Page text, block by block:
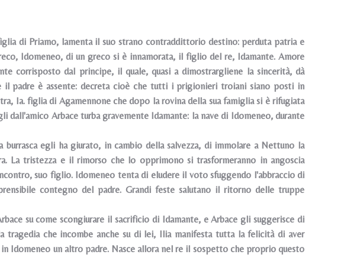
di Priamo, lamenta il suo strano contraddittorio destino: perduta patria e
Idomeneo, di un greco si è innamorata, il figlio del re, Idamante. Amore
corrisposto dal principe, il quale, quasi a dimostrargliene la sincerità, dà
il padre è assente: decreta cioè che tutti i prigionieri troiani siano posti in
Ia. figlia di Agamennone che dopo la rovina della sua famiglia si è rifugiata
dall'amico Arbace turba gravemente Idamante: la nave di Idomeneo, durante
egli ha giurato, in cambio della salvezza, di immolare a Nettuno la
La tristezza e il rimorso che lo opprimono si trasformeranno in angoscia
suo figlio. Idomeneo tenta di eludere il voto sfuggendo l'abbraccio di
contegno del padre. Grandi feste salutano il ritorno delle truppe
su come scongiurare il sacrificio di Idamante, e Arbace gli suggerisce di
che incombe anche su di lei, Ilia manifesta tutta la felicità di aver
Idomeneo un altro padre. Nasce allora nel re il sospetto che proprio questo